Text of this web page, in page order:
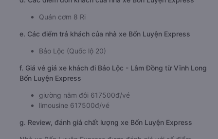
Quán cơm 8 Ri
e. Các điểm trả khách của nhà xe Bốn Luyện Express
Bảo Lộc (Quốc lộ 20)
f. Giá vé giá xe khách đi Bảo Lộc - Lâm Đồng từ Vĩnh Long
Bốn Luyện Express
giường nằm đôi 617500đ/vé
limousine 617500đ/vé
g. Review, đánh giá chất lượng xe Bốn Luyện Express